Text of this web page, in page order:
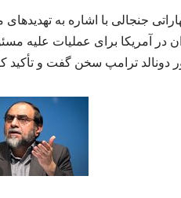
جنجالی با اشاره به تهدیدهای
در آمریکا برای عملیات علیه
دونالد ترامپ سخن گفت و تأکید